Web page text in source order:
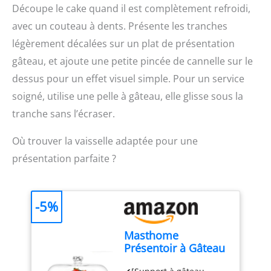
aux erreurs de
conversion grâce à la
permet de passer
facilement du sec au
liquide, en unités
métriquesg, ml, fl oz etlb
oz PRÊT À L'EMPLOI:
immédiatement votre
balance de cuisine
rétractable permettent
de ranger ou d'accrocher
facilement la balance
lorsque vous ne l'utilisez
pas LIVRÉ AVEC : balance
de cuisine Optiss, 2piles
chaleur jusqu'à 220 °C,
peut être utilisé
plusieurs fois Contenu : 1
rouleau de papier
sulfurisé, 100 m, couleur
Découpe le cake quand il est complètement refroidi,
avec un couteau à dents. Présente les tranches
légèrement décalées sur un plat de présentation
gâteau, et ajoute une petite pincée de cannelle sur le
dessus pour un effet visuel simple. Pour un service
soigné, utilise une pelle à gâteau, elle glisse sous la
tranche sans l’écraser.
Où trouver la vaisselle adaptée pour une
présentation parfaite ?
Masthome
Présentoir à Gâteau
-5%